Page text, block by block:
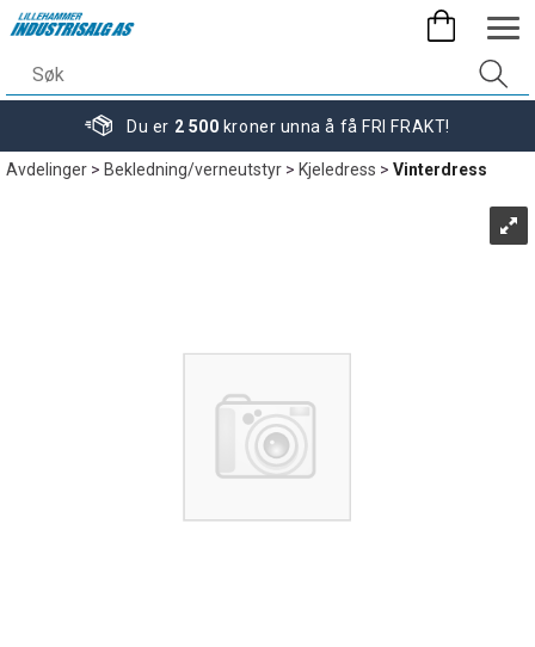
Du er 2 500 kroner unna å få FRI FRAKT!
Avdelinger>Bekledning/verneutstyr>Kjeledress>Vinterdress